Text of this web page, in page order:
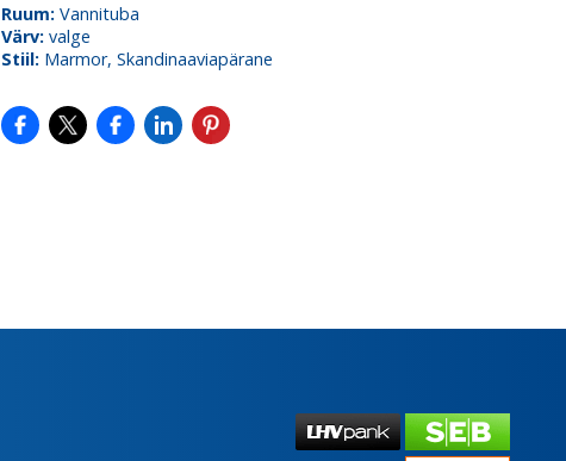
Ruum: Vannituba
Värv: valge
Stiil: Marmor, Skandinaaviapärane